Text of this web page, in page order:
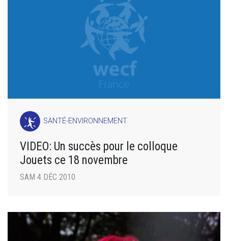
SANTÉ-ENVIRONNEMENT
VIDEO: Un succès pour le colloque
Jouets ce 18 novembre
SAM 4 DÉC 2010